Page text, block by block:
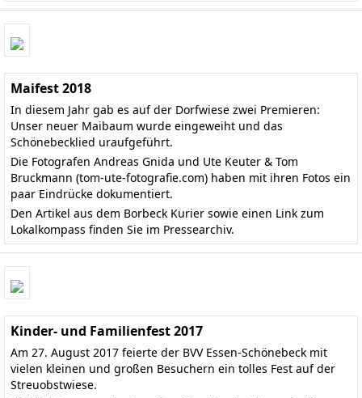
Maifest 2018
In diesem Jahr gab es auf der Dorfwiese zwei Premieren:
Unser neuer Maibaum wurde eingeweiht und das
Schönebecklied uraufgeführt.
Die Fotografen Andreas Gnida und Ute Keuter & Tom
Bruckmann (tom-ute-fotografie.com) haben mit ihren Fotos ein
paar Eindrücke dokumentiert.
Den Artikel aus dem Borbeck Kurier sowie einen Link zum
Lokalkompass finden Sie im Pressearchiv.
Kinder- und Familienfest 2017
Am 27. August 2017 feierte der BVV Essen-Schönebeck mit
vielen kleinen und großen Besuchern ein tolles Fest auf der
Streuobstwiese.